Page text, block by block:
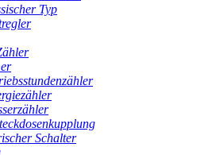
Typ
Schalter